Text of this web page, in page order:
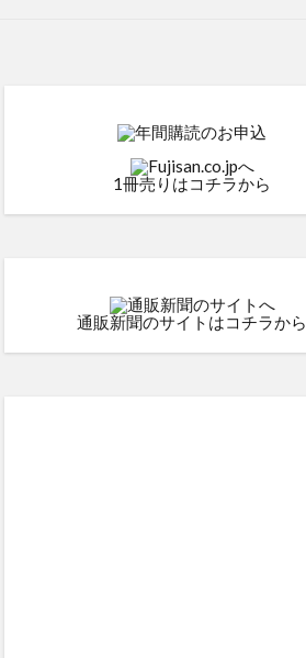
1冊売りはコチラから
通販新聞のサイトはコチラから